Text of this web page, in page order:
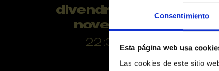
Consentimiento
Esta página web usa
Las cookies de este sitio
divendres 8 de
novembre
22:30 h